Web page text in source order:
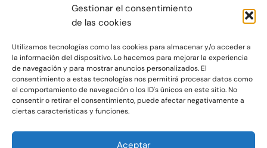
Gestionar el consentimiento
de las cookies
Utilizamos tecnologías como las cookies para almacenar y/o acceder a
la información del dispositivo. Lo hacemos para mejorar la experiencia
de navegación y para mostrar anuncios personalizados. El
consentimiento a estas tecnologías nos permitirá procesar datos como
el comportamiento de navegación o los ID's únicos en este sitio. No
consentir o retirar el consentimiento, puede afectar negativamente a
ciertas características y funciones.
Aceptar
Haz clic para aceptar cookies de
marketing y permitir este contenido